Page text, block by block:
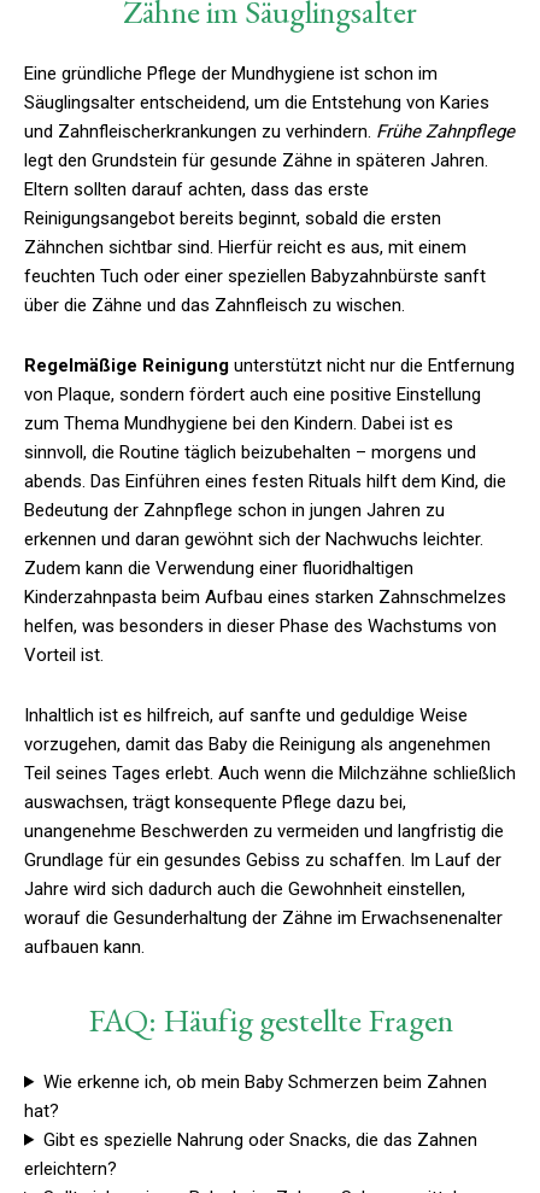
Zähne im Säuglingsalter
Eine gründliche Pflege der Mundhygiene ist schon im
Säuglingsalter entscheidend, um die Entstehung von Karies
und Zahnfleischerkrankungen zu verhindern. Frühe Zahnpflege
legt den Grundstein für gesunde Zähne in späteren Jahren.
Eltern sollten darauf achten, dass das erste
Reinigungsangebot bereits beginnt, sobald die ersten
Zähnchen sichtbar sind. Hierfür reicht es aus, mit einem
feuchten Tuch oder einer speziellen Babyzahnbürste sanft
über die Zähne und das Zahnfleisch zu wischen.
Regelmäßige Reinigung unterstützt nicht nur die Entfernung
von Plaque, sondern fördert auch eine positive Einstellung
zum Thema Mundhygiene bei den Kindern. Dabei ist es
sinnvoll, die Routine täglich beizubehalten – morgens und
abends. Das Einführen eines festen Rituals hilft dem Kind, die
Bedeutung der Zahnpflege schon in jungen Jahren zu
erkennen und daran gewöhnt sich der Nachwuchs leichter.
Zudem kann die Verwendung einer fluoridhaltigen
Kinderzahnpasta beim Aufbau eines starken Zahnschmelzes
helfen, was besonders in dieser Phase des Wachstums von
Vorteil ist.
Inhaltlich ist es hilfreich, auf sanfte und geduldige Weise
vorzugehen, damit das Baby die Reinigung als angenehmen
Teil seines Tages erlebt. Auch wenn die Milchzähne schließlich
auswachsen, trägt konsequente Pflege dazu bei,
unangenehme Beschwerden zu vermeiden und langfristig die
Grundlage für ein gesundes Gebiss zu schaffen. Im Lauf der
Jahre wird sich dadurch auch die Gewohnheit einstellen,
worauf die Gesunderhaltung der Zähne im Erwachsenenalter
aufbauen kann.
FAQ: Häufig gestellte Fragen
Wie erkenne ich, ob mein Baby Schmerzen beim Zahnen
hat?
Gibt es spezielle Nahrung oder Snacks, die das Zahnen
erleichtern?